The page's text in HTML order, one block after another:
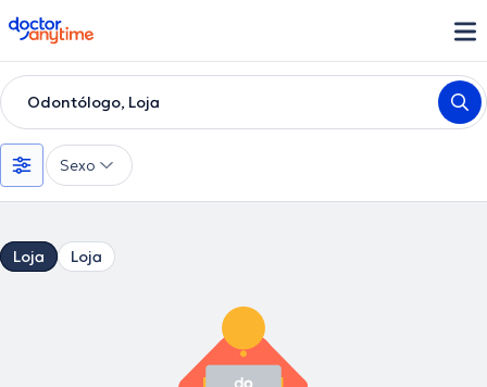
doctoranytime
Odontólogo, Loja
Sexo
Loja Loja